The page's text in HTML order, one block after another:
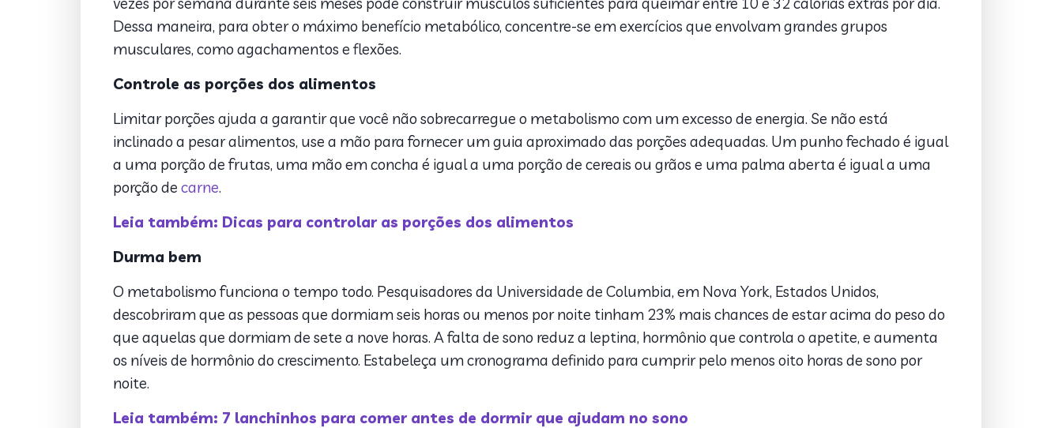
Dessa maneira, para obter o máximo benefício metabólico, concentre-se em exercícios que envolvam grandes grupos
musculares, como agachamentos e flexões.
Controle as porções dos alimentos
Limitar porções ajuda a garantir que você não sobrecarregue o metabolismo com um excesso de energia. Se não está
inclinado a pesar alimentos, use a mão para fornecer um guia aproximado das porções adequadas. Um punho fechado é igual
a uma porção de frutas, uma mão em concha é igual a uma porção de cereais ou grãos e uma palma aberta é igual a uma
porção de carne.
Leia também: Dicas para controlar as porções dos alimentos
Durma bem
O metabolismo funciona o tempo todo. Pesquisadores da Universidade de Columbia, em Nova York, Estados Unidos,
descobriram que as pessoas que dormiam seis horas ou menos por noite tinham 23% mais chances de estar acima do peso do
que aquelas que dormiam de sete a nove horas. A falta de sono reduz a leptina, hormônio que controla o apetite, e aumenta
os níveis de hormônio do crescimento. Estabeleça um cronograma definido para cumprir pelo menos oito horas de sono por
noite.
Leia também: 7 lanchinhos para comer antes de dormir que ajudam no sono